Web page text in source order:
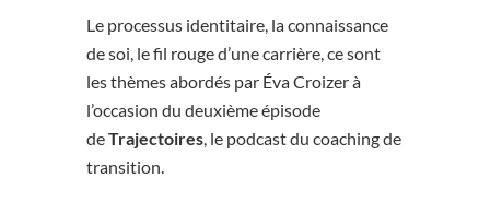
Le processus identitaire, la connaissance
de soi, le fil rouge d’une carrière, ce sont
les thèmes abordés par Éva Croizer à
l’occasion du deuxième épisode
deTrajectoires , le podcast du coaching de
transition.